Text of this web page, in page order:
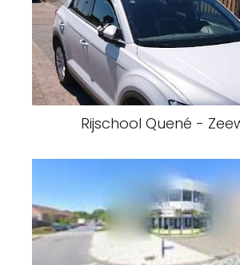
Rijschool Quené -